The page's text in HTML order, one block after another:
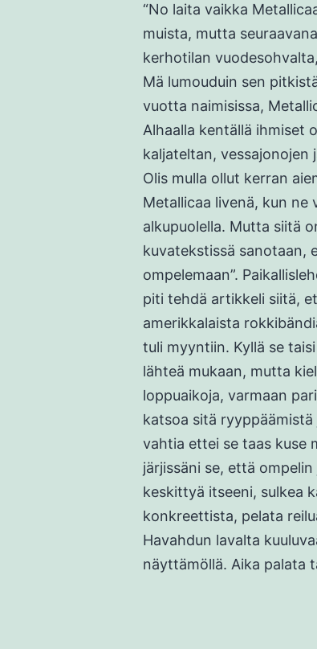
“No laita vaikka
muista, mutta
kerhotilan
Mä lumouduin sen
vuotta naimisissa,
Alhaalla kentällä ihmiset
kaljateltan, vessajonojen
Olis mulla ollut kerran
Metallicaa livenä, kun ne
alkupuolella. Mutta siitä
kuvatekstissä sanotaan,
ompelemaan”.
piti tehdä artikkeli siitä,
amerikkalaista
tuli myyntiin. Kyllä se
lähteä mukaan, mutta
loppuaikoja, varmaan
katsoa sitä
vahtia ettei se taas kuse
järjissäni se, että
keskittyä itseeni, sulkea
konkreettista, pelata
Havahdun lavalta
näyttämöllä. Aika palata